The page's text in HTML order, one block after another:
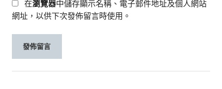
在瀏覽器中儲存顯示名稱、電子郵件地址及個人網站
網址，以供下次發佈留言時使用。